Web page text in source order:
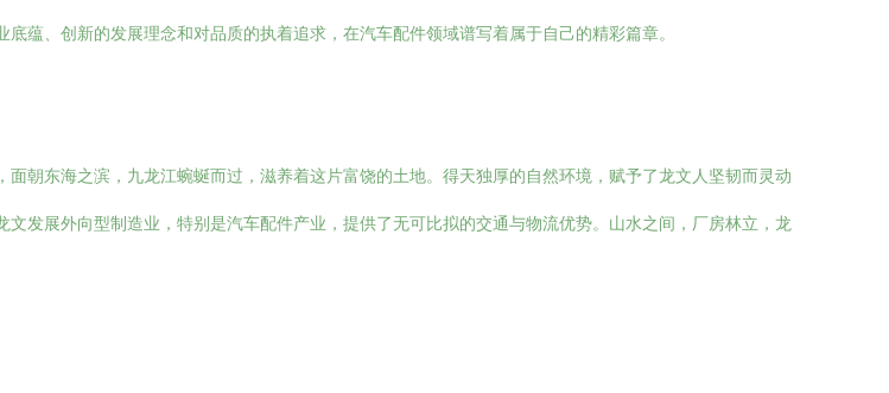
蕴、创新的发展理念和对品质的执着追求，在汽车配件领域谱写着属于自己的精彩篇章。
朝东海之滨，九龙江蜿蜒而过，滋养着这片富饶的土地。得天独厚的自然环境，赋予了龙文人坚韧而灵动
发展外向型制造业，特别是汽车配件产业，提供了无可比拟的交通与物流优势。山水之间，厂房林立，龙